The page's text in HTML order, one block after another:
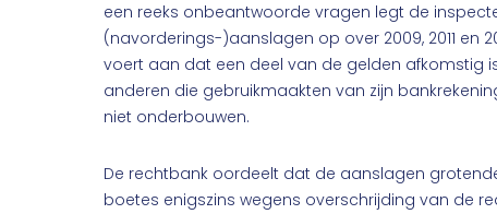
een reeks onbeantwoorde vragen legt de
(navorderings-)aanslagen op over 2009, 2011 en
voert aan dat een deel van de gelden afkomstig
anderen die gebruikmaakten van zijn
niet onderbouwen.
De rechtbank oordeelt dat de aanslagen
boetes enigszins wegens overschrijding van de